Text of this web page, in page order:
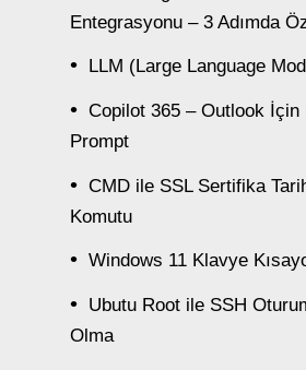
Entegrasyonu – 3 Adımda
LLM (Large Language
Copilot 365 – Outlook İçin
Prompt
CMD ile SSL Sertifika
Komutu
Windows 11 Klavye
Ubutu Root ile SSH
Olma